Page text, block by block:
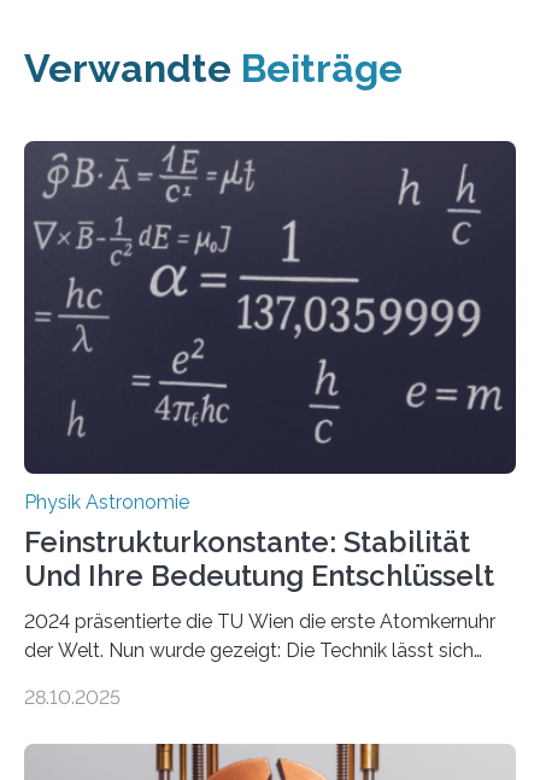
Verwandte Beiträge
Physik Astronomie
Feinstrukturkonstante: Stabilität
Und Ihre Bedeutung Entschlüsselt
2024 präsentierte die TU Wien die erste Atomkernuhr
der Welt. Nun wurde gezeigt: Die Technik lässt sich
fundamentalen Physik nachzugehen. Thorium-
Messungen verwenden. Das hatte man jahrzehntelang
28.10.2025